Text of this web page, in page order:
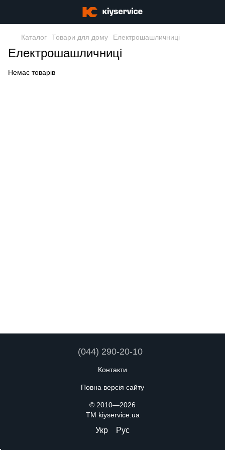
Каталог Товари для дому Електрошашличниці
Електрошашличниці
Немає товарів
(044) 290-20-10
Контакти
Повна версія сайту
© 2010—2026
TM kiyservice.ua
Укр Рус